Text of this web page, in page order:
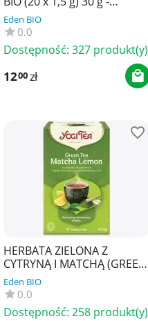
LEBENSBAUM
Eden BIO
0.0
Dostępność: 327 produkt(y)
1200zł
HERBATA ZIELONA Z
CYTRYNĄ I MATCHĄ (GREEN
TEA MATCHA LEMON) BIO
(17 x 1,8 g) 30,6 g - Y...
Eden BIO
0.0
Dostępność: 258 produkt(y)